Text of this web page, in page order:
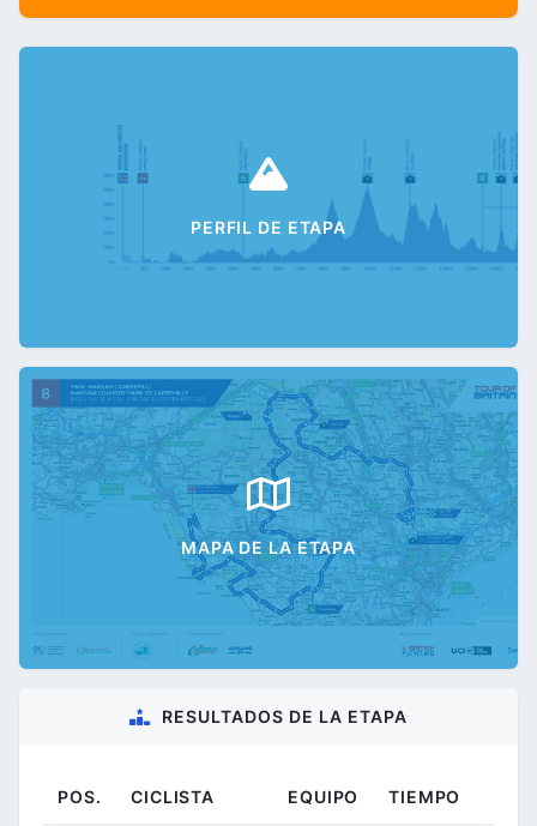
PERFIL DE ETAPA
MAPA DE LA ETAPA
RESULTADOS DE LA ETAPA
POS. CICLISTA EQUIPO TIEMPO